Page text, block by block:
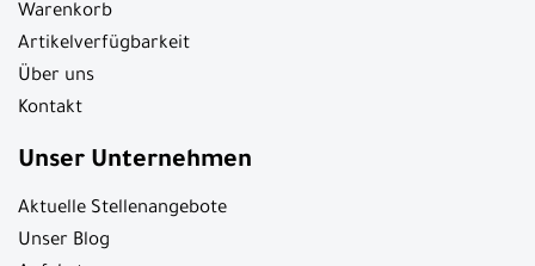
Warenkorb
Artikelverfügbarkeit
Über uns
Kontakt
Unser Unternehmen
Aktuelle Stellenangebote
Unser Blog